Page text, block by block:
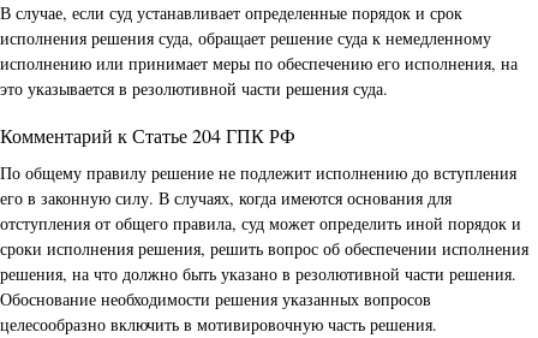
В случае, если суд устанавливает определенные порядок и срок
исполнения решения суда, обращает решение суда к немедленному
исполнению или принимает меры по обеспечению его исполнения, на
это указывается в резолютивной части решения суда.
Комментарий к Статье 204 ГПК РФ
По общему правилу решение не подлежит исполнению до вступления
его в законную силу. В случаях, когда имеются основания для
отступления от общего правила, суд может определить иной порядок и
сроки исполнения решения, решить вопрос об обеспечении исполнения
решения, на что должно быть указано в резолютивной части решения.
Обоснование необходимости решения указанных вопросов
целесообразно включить в мотивировочную часть решения.